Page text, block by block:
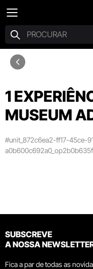
1
MUSEUM
#unit_872c6ea2-ff17-45ce-
SUBSCREVE
A NOSSA
Fica a par de todas as